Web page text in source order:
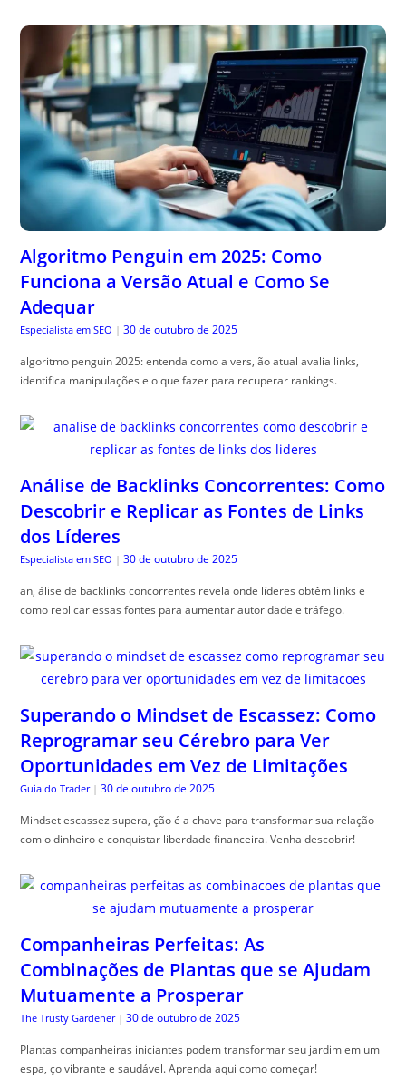
Algoritmo Penguin em 2025: Como
Funciona a Versão Atual e Como Se
Adequar
Especialista em SEO | 30 de outubro de 2025
algoritmo penguin 2025: entenda como a vers, ão atual avalia links,
identifica manipulações e o que fazer para recuperar rankings.
Análise de Backlinks Concorrentes: Como
Descobrir e Replicar as Fontes de Links
dos Líderes
Especialista em SEO | 30 de outubro de 2025
an, álise de backlinks concorrentes revela onde líderes obtêm links e
como replicar essas fontes para aumentar autoridade e tráfego.
Superando o Mindset de Escassez: Como
Reprogramar seu Cérebro para Ver
Oportunidades em Vez de Limitações
Guia do Trader | 30 de outubro de 2025
Mindset escassez supera, ção é a chave para transformar sua relação
com o dinheiro e conquistar liberdade financeira. Venha descobrir!
Companheiras Perfeitas: As
Combinações de Plantas que se Ajudam
Mutuamente a Prosperar
The Trusty Gardener | 30 de outubro de 2025
Plantas companheiras iniciantes podem transformar seu jardim em um
espa, ço vibrante e saudável. Aprenda aqui como começar!